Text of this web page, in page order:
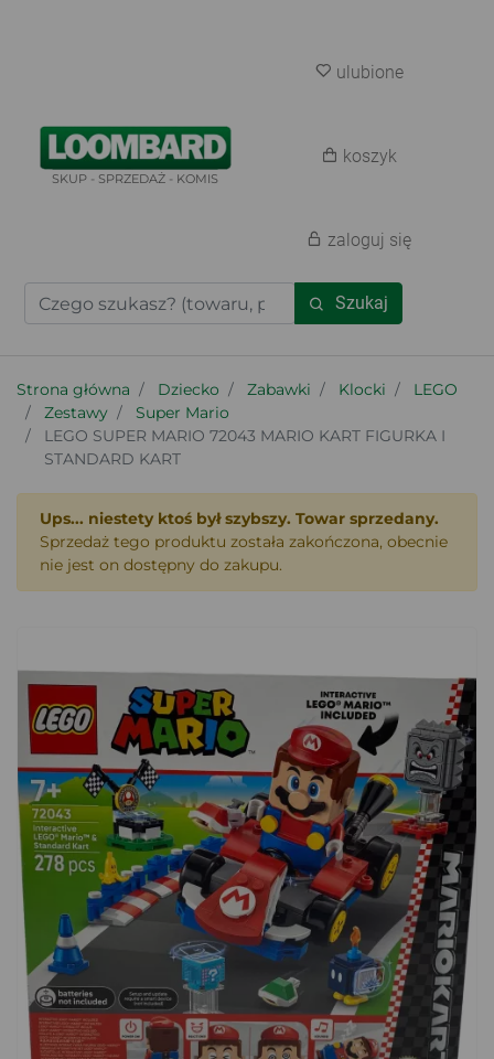
SKUP - SPRZEDAŻ - KOMIS
Szukaj
ulubione
koszyk
zaloguj się
Strona główna Dziecko Zabawki Klocki
LEGO
Zestawy
Super Mario
LEGO SUPER MARIO 72043 MARIO KART FIGURKA I
STANDARD KART
Ups... niestety ktoś był szybszy. Towar sprzedany.
Sprzedaż tego produktu została zakończona, obecnie
nie jest on dostępny do zakupu.